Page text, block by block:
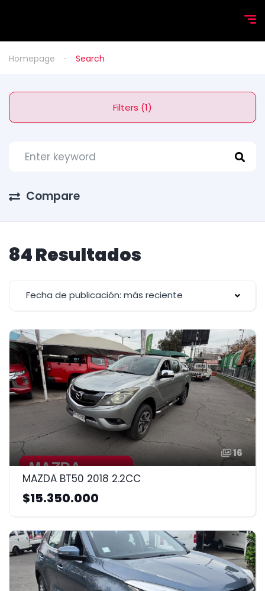
Homepage Search
Filters (1)
Compare
84 Resultados
Fecha de publicación: más reciente
16
MAZDA BT50 2018 2.2CC
$15.350.000